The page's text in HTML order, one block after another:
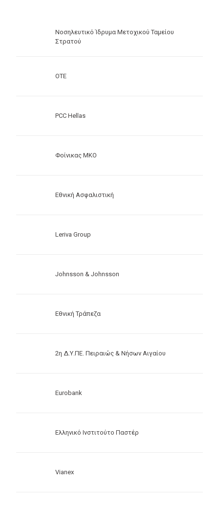
Νοσηλευτικό Ίδρυμα Μετοχικού Ταμείου
Στρατού
ΟΤΕ
PCC Hellas
Φοίνικας ΜΚΟ
Εθνική Ασφαλιστική
Leriva Group
Johnsson & Johnsson
Εθνική Τράπεζα
2η Δ.Υ.ΠΕ. Πειραιώς & Νήσων Αιγαίου
Eurobank
Ελληνικό Ινστιτούτο Παστέρ
Vianex